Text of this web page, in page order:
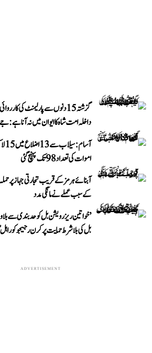
گزشتہ 15 دنوں سے پارلیمنٹ کی
داخلہ امت شاہ کا ایوان میں نہ آنا ہے:
اموات کی تعداد 98 تک پہنچ گئی
آبنائے ہرمز کے قریب تجارتی جہاز پر
کے سبب عملے نے مانگی مدد
’خواتین ریزرویشن بل کو حدبندی سے بلا
بل کی بلا شرط حمایت پر کرن رجیجو کو
ADVERTISEMENT